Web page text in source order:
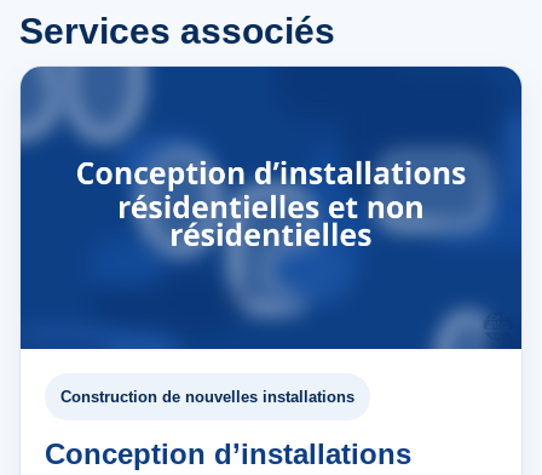
Services associés
Construction de nouvelles installations
Conception d’installations